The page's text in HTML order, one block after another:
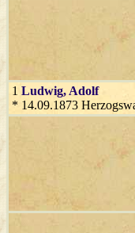
1 Ludwig, Adolf
* 14.09.1873